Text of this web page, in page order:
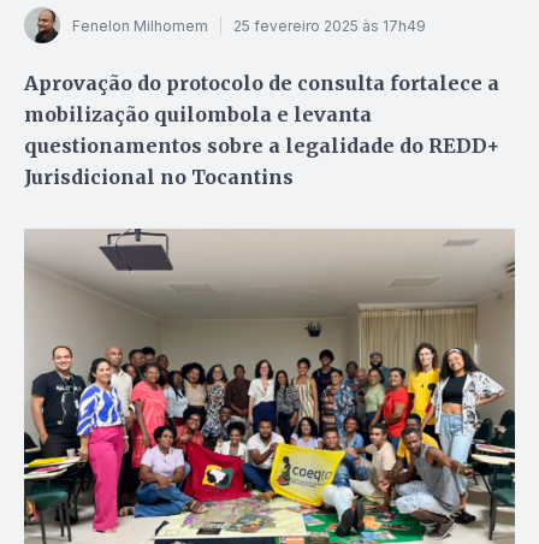
Fenelon Milhomem 25 fevereiro 2025 às 17h49
Aprovação do protocolo de consulta fortalece a
mobilização quilombola e levanta
questionamentos sobre a legalidade do REDD+
Jurisdicional no Tocantins